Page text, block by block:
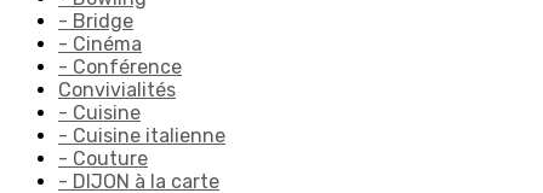
- Bridge
- Cinéma
- Conférence
Convivialités
- Cuisine
- Cuisine italienne
- Couture
- DIJON à la carte